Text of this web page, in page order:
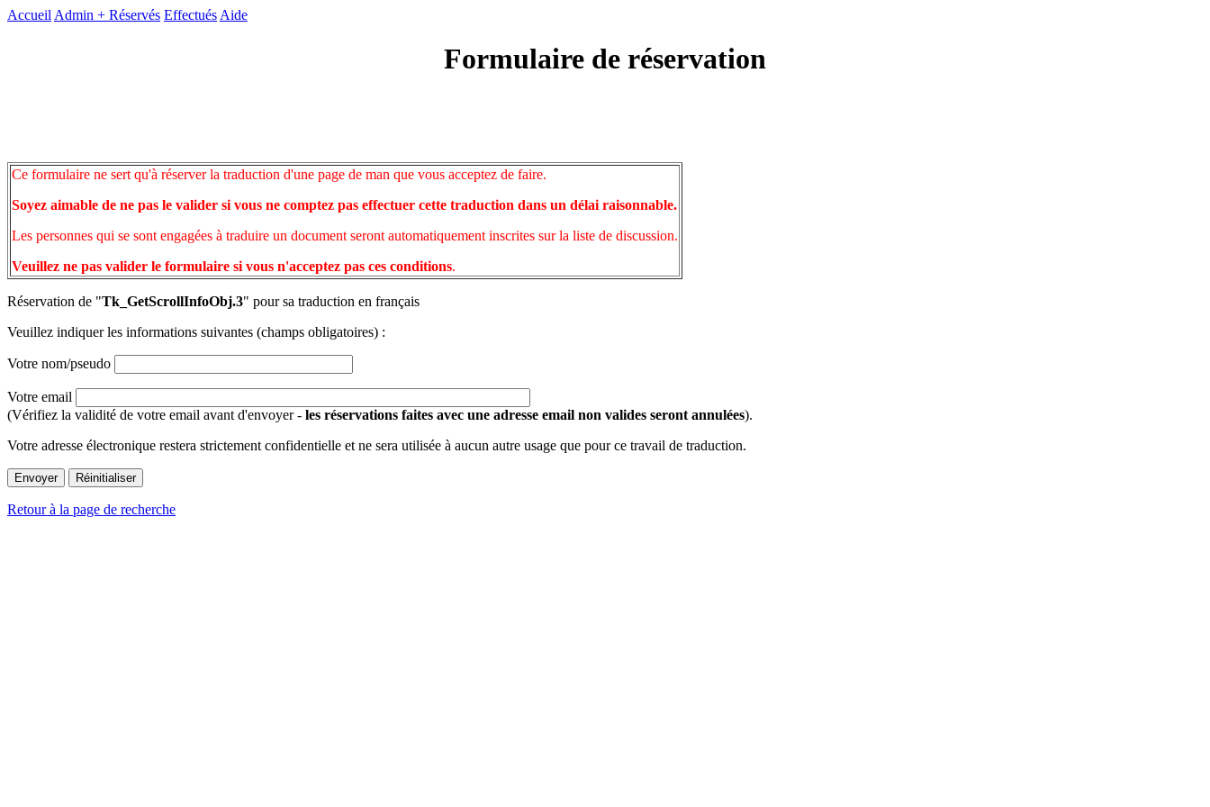
Accueil Admin + Réservés Effectués Aide
Formulaire de réservation
Ce formulaire ne sert qu'à réserver la traduction d'une page de man que vous acceptez de faire.
Soyez aimable de ne pas le valider si vous ne comptez pas effectuer cette traduction dans un délai raisonnable.
Les personnes qui se sont engagées à traduire un document seront automatiquement inscrites sur la liste de discussion.
Veuillez ne pas valider le formulaire si vous n'acceptez pas ces conditions.
Réservation de "Tk_GetScrollInfoObj.3" pour sa traduction en français
Veuillez indiquer les informations suivantes (champs obligatoires) :
Votre nom/pseudo
Votre email
(Vérifiez la validité de votre email avant d'envoyer - les réservations faites avec une adresse email non valides seront annulées).
Votre adresse électronique restera strictement confidentielle et ne sera utilisée à aucun autre usage que pour ce travail de traduction.
Retour à la page de recherche